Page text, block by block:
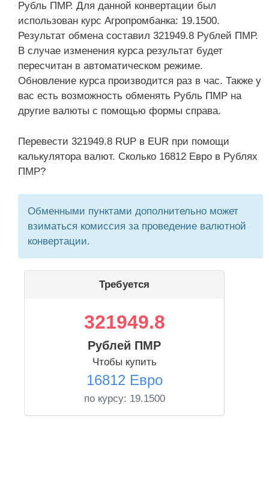
Рубль ПМР. Для данной конвертации был
использован курс Агропромбанка: 19.1500.
Результат обмена составил 321949.8 Рублей ПМР.
В случае изменения курса результат будет
пересчитан в автоматическом режиме.
Обновление курса производится раз в час. Также у
вас есть возможность обменять Рубль ПМР на
другие валюты с помощью формы справа.
Перевести 321949.8 RUP в EUR при помощи
калькулятора валют. Сколько 16812 Евро в Рублях
ПМР?
Обменными пунктами дополнительно может
взиматься комиссия за проведение валютной
конвертации.
Требуется
321949.8
Рублей ПМР
Чтобы купить
16812 Евро
по курсу: 19.1500